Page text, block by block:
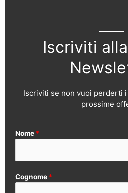
Iscriviti
Iscriviti se non vuoi perderti
prossime
Nome *
Cognome *